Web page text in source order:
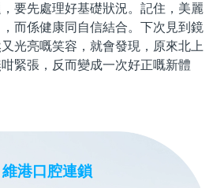
要先處理好基礎狀況。記住，美麗
而係健康同自信結合。下次見到鏡
光亮嘅笑容，就會發現，原來北上
緊張，反而變成一次好正嘅新體
維港口腔連鎖